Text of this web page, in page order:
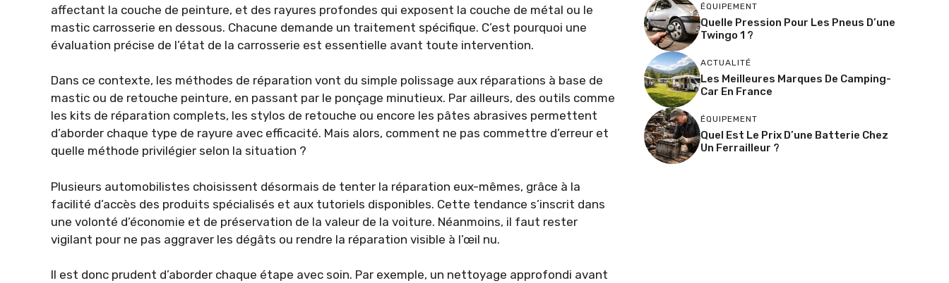
affectant la couche de peinture, et des rayures profondes qui exposent la couche de métal ou le
mastic carrosserie en dessous. Chacune demande un traitement spécifique. C’est pourquoi une
évaluation précise de l’état de la carrosserie est essentielle avant toute intervention.
Dans ce contexte, les méthodes de réparation vont du simple polissage aux réparations à base de
mastic ou de retouche peinture, en passant par le ponçage minutieux. Par ailleurs, des outils comme
les kits de réparation complets, les stylos de retouche ou encore les pâtes abrasives permettent
d’aborder chaque type de rayure avec efficacité. Mais alors, comment ne pas commettre d’erreur et
quelle méthode privilégier selon la situation ?
Plusieurs automobilistes choisissent désormais de tenter la réparation eux-mêmes, grâce à la
facilité d’accès des produits spécialisés et aux tutoriels disponibles. Cette tendance s’inscrit dans
une volonté d’économie et de préservation de la valeur de la voiture. Néanmoins, il faut rester
vigilant pour ne pas aggraver les dégâts ou rendre la réparation visible à l’œil nu.
Il est donc prudent d’aborder chaque étape avec soin. Par exemple, un nettoyage approfondi avant
ÉQUIPEMENT
Quelle Pression Pour Les Pneus D’une
Twingo 1 ?
ACTUALITÉ
Les Meilleures Marques De Camping-
Car En France
ÉQUIPEMENT
Quel Est Le Prix D’une Batterie Chez
Un Ferrailleur ?